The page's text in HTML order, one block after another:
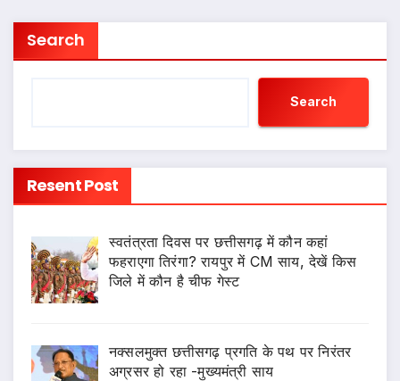
Search
Search
Resent Post
स्वतंत्रता दिवस पर छत्तीसगढ़ में कौन कहां
फहराएगा तिरंगा? रायपुर में CM साय, देखें किस
जिले में कौन है चीफ गेस्ट
नक्सलमुक्त छत्तीसगढ़ प्रगति के पथ पर निरंतर
अग्रसर हो रहा -मुख्यमंत्री साय